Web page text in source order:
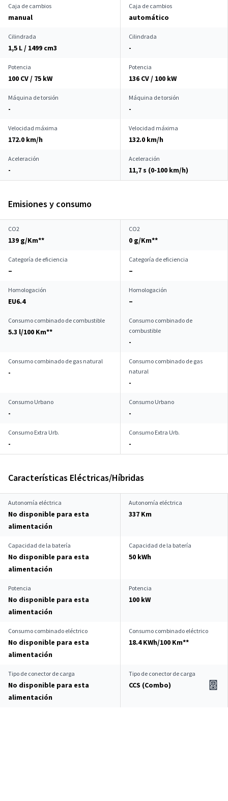
Caja de cambios
manual
Caja de cambios
automático
Cilindrada
1,5 L / 1499 cm3
Cilindrada
-
Potencia
100 CV / 75 kW
Potencia
136 CV / 100 kW
Máquina de torsión
-
Máquina de torsión
-
Velocidad máxima
172.0 km/h
Velocidad máxima
132.0 km/h
Aceleración
-
Aceleración
11,7 s (0-100 km/h)
Emisiones y consumo
CO2
139 g/Km**
CO2
0 g/Km**
Categoría de eficiencia
–
Categoría de eficiencia
–
Homologación
EU6.4
Homologación
–
Consumo combinado de combustible
5.3 l/100 Km**
Consumo combinado de
combustible
-
Consumo combinado de gas natural
-
Consumo combinado de gas
natural
-
Consumo Urbano
-
Consumo Urbano
-
Consumo Extra Urb.
-
Consumo Extra Urb.
-
Características Eléctricas/Híbridas
Autonomía eléctrica
No disponible para esta
alimentación
Autonomía eléctrica
337 Km
Capacidad de la batería
No disponible para esta
alimentación
Capacidad de la batería
50 kWh
Potencia
No disponible para esta
alimentación
Potencia
100 kW
Consumo combinado eléctrico
No disponible para esta
alimentación
Consumo combinado eléctrico
18.4 KWh/100 Km**
Tipo de conector de carga
No disponible para esta
alimentación
Tipo de conector de carga
CCS (Combo)